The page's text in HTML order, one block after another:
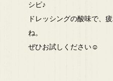
シピ♪
ドレッシングの酸味で、
ね。
ぜひお試しください☺